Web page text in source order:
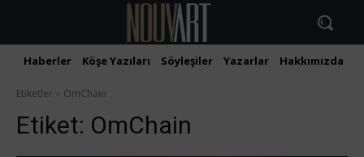
Haberler Köşe Yazıları Söyleşiler Yazarlar Hakkımızda
Etiketler OmChain
Etiket: OmChain